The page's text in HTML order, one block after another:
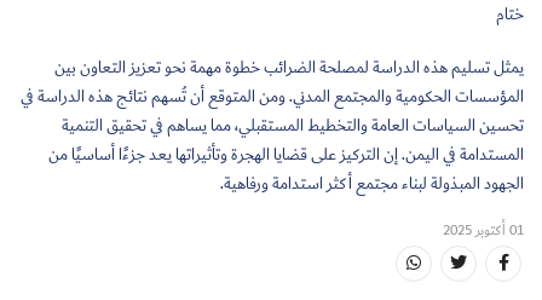
ختام
يمثل تسليم هذه الدراسة لمصلحة الضرائب خطوة مهمة نحو تعزيز التعاون بين
المؤسسات الحكومية والمجتمع المدني. ومن المتوقع أن تُسهم نتائج هذه الدراسة في
تحسين السياسات العامة والتخطيط المستقبلي، مما يساهم في تحقيق التنمية
المستدامة في اليمن. إن التركيز على قضايا الهجرة وتأثيراتها يعد جزءًا أساسيًا من
الجهود المبذولة لبناء مجتمع أكثر استدامة ورفاهية.
01 أكتوبر 2025